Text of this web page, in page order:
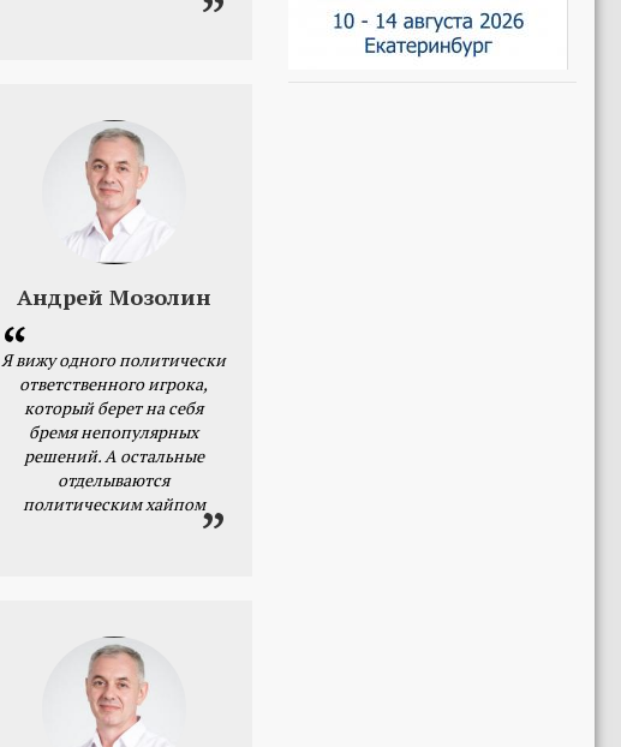
Андрей Мозолин
Я вижу одного политически
ответственного игрока,
который берет на себя
бремя непопулярных
решений. А остальные
отделываются
политическим хайпом